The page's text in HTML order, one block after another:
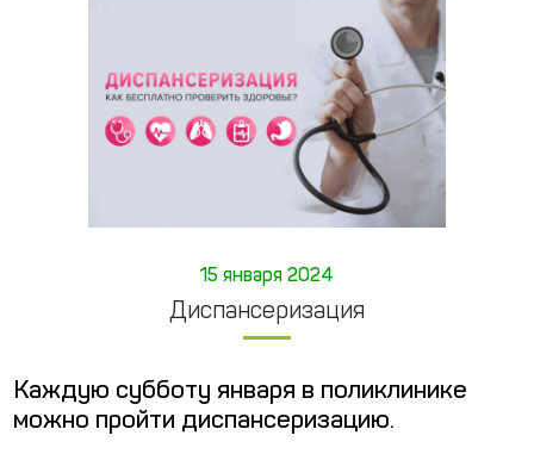
15 января 2024
Диспансеризация
Каждую субботу января в поликлинике
можно пройти диспансеризацию.